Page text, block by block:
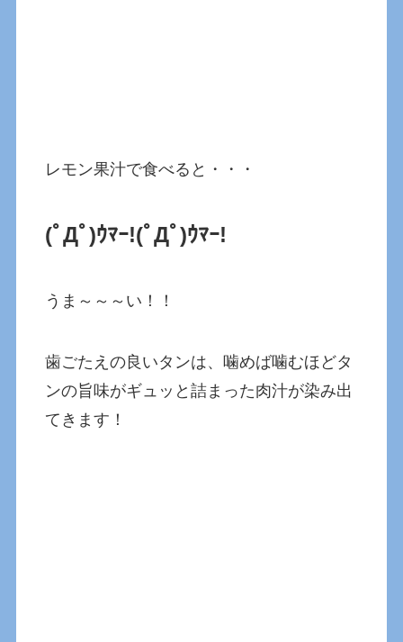
レモン果汁で食べると・・・
(ﾟДﾟ)ｳﾏｰ!(ﾟДﾟ)ｳﾏｰ!
うま～～～い！！
歯ごたえの良いタンは、噛めば噛むほどタ
ンの旨味がギュッと詰まった肉汁が染み出
てきます！